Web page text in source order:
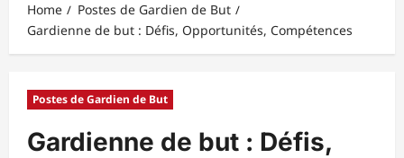
Home
Postes de Gardien de But
Gardienne de but : Défis, Opportunités, Compétences
Postes de Gardien de But
Gardienne de but : Défis,